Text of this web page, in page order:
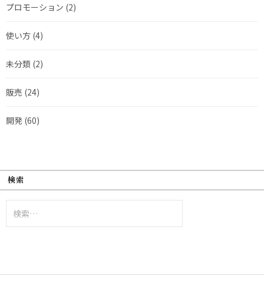
プロモーション (2)
使い方 (4)
未分類 (2)
販売 (24)
開発 (60)
検索
索: